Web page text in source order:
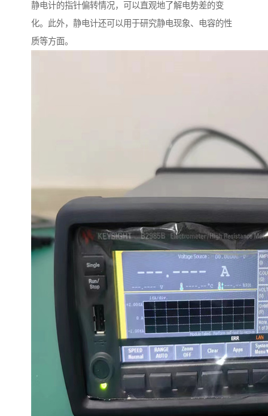
静电计的指针偏转情况，可以直观地了解电势差的变
化。此外，静电计还可以用于研究静电现象、电容的性
质等方面。